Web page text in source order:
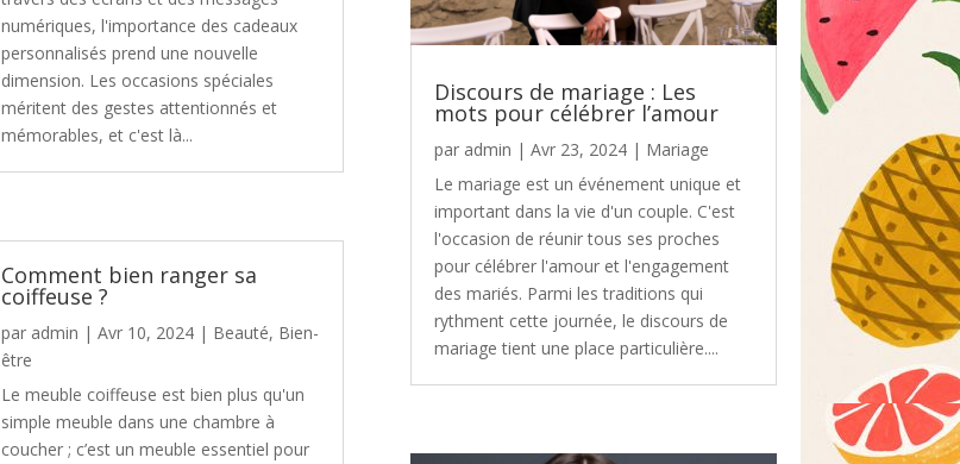
numériques, l'importance des cadeaux
personnalisés prend une nouvelle
dimension. Les occasions spéciales
méritent des gestes attentionnés et
mémorables, et c'est là...
Comment bien ranger sa
coiffeuse ?
par admin |Avr 10, 2024 | Beauté, Bien-
être
Le meuble coiffeuse est bien plus qu'un
simple meuble dans une chambre à
coucher ; c’est un meuble essentiel pour
Discours de mariage : Les
mots pour célébrer l’amour
par admin |Avr 23, 2024 | Mariage
Le mariage est un événement unique et
important dans la vie d'un couple. C'est
l'occasion de réunir tous ses proches
pour célébrer l'amour et l'engagement
des mariés. Parmi les traditions qui
rythment cette journée, le discours de
mariage tient une place particulière....